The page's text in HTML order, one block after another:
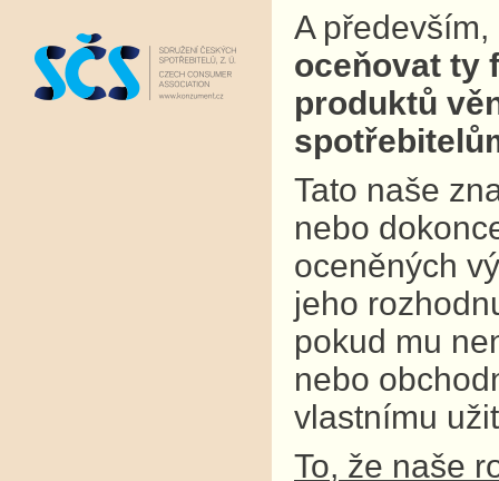
A především,
oceňovat ty
produktů
Tato naše
nebo
oceněných
jeho
pokud mu
nebo
vlastnímu
To, že naše